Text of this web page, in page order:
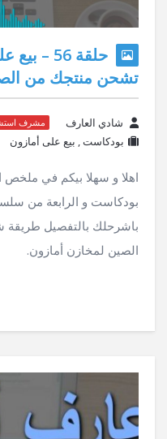
تشحن منتجك من
شادي العارف مشرف
بودكاست, بيع على أمازون
بودكاست و الرابعة من
باشرحلك بالتفصيل
الصين لمخازن أمازون.